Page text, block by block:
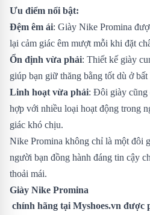
Ưu điểm nổi bật:
Đệm êm ái: Giày Nike Promina
lại cảm giác êm mượt mỗi khi đặt
Ổn định vừa phải: Thiết kế giày
giúp bạn giữ thăng bằng tốt dù ở
Linh hoạt vừa phải: Đôi giày cũng
hợp với nhiều loại hoạt động trong
giác khó chịu.
Nike Promina không chỉ là một đôi
người bạn đồng hành đáng tin cậy
thoải mái.
Giày Nike Promina
chính hãng tại Myshoes.vn được